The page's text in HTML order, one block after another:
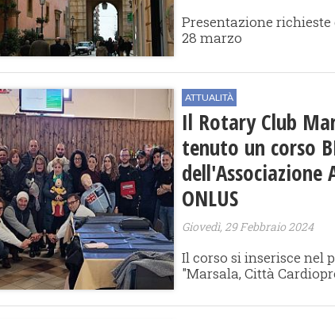
Presentazione
28 marzo
ATTUALITÀ
Il Rotary Club
tenuto un corso
dell'Associazione
ONLUS
Giovedì, 29 Febbraio 2024
Il corso si inserisce nel
"Marsala, Città